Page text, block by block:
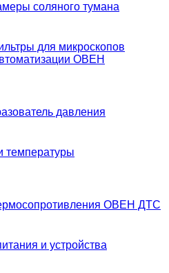
соляного тумана
для микроскопов
ОВЕН
давления
температуры
ОВЕН ДТС
и устройства